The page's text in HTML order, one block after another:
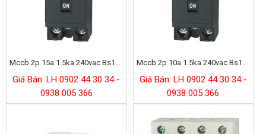
Mccb 2p 15a 1.5ka 240vac Bs1111tv
Giá Bán: LH 0902 44 30 34 -
0938 005 366
Mccb 2p 10a 1.5ka 240vac Bs1110tv
Giá Bán: LH 0902 44 30 34 -
0938 005 366